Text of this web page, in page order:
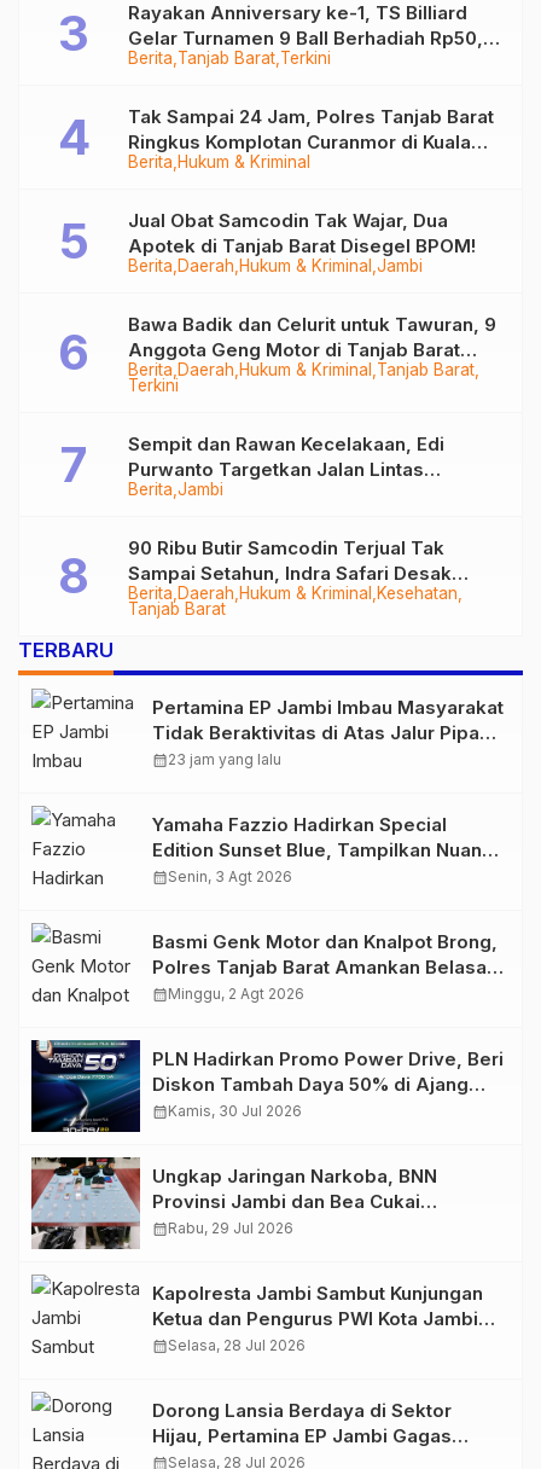
Berita Tanjab Barat Terkini
Rayakan Anniversary ke-1, TS Billiard
Gelar Turnamen 9 Ball Berhadiah Rp50,8
Juta
Berita Hukum & Kriminal
Tak Sampai 24 Jam, Polres Tanjab Barat
Ringkus Komplotan Curanmor di Kuala
Tungkal
Berita Daerah Hukum & Kriminal Jambi
Jual Obat Samcodin Tak Wajar, Dua
Apotek di Tanjab Barat Disegel BPOM!
Berita Daerah Hukum & Kriminal Tanjab Barat
Terkini
Bawa Badik dan Celurit untuk Tawuran, 9
Anggota Geng Motor di Tanjab Barat
Diringkus
Berita Jambi
Sempit dan Rawan Kecelakaan, Edi
Purwanto Targetkan Jalan Lintas
Tungkal-Jambi Mulus di 2028
Berita Daerah Hukum & Kriminal
Kesehatan
Tanjab Barat
90 Ribu Butir Samcodin Terjual Tak
Sampai Setahun, Indra Safari Desak
Audit Menyeluruh
TERBARU
Pertamina EP Jambi Imbau Masyarakat
Tidak Beraktivitas di Atas Jalur Pipa
Migas Demi Keselamatan Bersama
calendar_month23 jam yang lalu
Yamaha Fazzio Hadirkan Special
Edition Sunset Blue, Tampilkan Nuansa
Retro Summer yang Semakin Skena
calendar_monthSenin, 3 Agt 2026
Basmi Genk Motor dan Knalpot Brong,
Polres Tanjab Barat Amankan Belasan
Kendaraan
calendar_monthMinggu, 2 Agt 2026
PLN Hadirkan Promo Power Drive, Beri
Diskon Tambah Daya 50% di Ajang
GIIAS 2026
calendar_monthKamis, 30 Jul 2026
Ungkap Jaringan Narkoba, BNN
Provinsi Jambi dan Bea Cukai
Amankan Sembilan Pelaku beserta
calendar_monthRabu, 29 Jul 2026
Kapolresta Jambi Sambut Kunjungan
Ketua dan Pengurus PWI Kota Jambi
Perkuat Sinergi dan Kolaborasi
calendar_monthSelasa, 28 Jul 2026
Dorong Lansia Berdaya di Sektor
Hijau, Pertamina EP Jambi Gagas
Lansiapreneur Batik Eco-Print
calendar_monthSelasa, 28 Jul 2026